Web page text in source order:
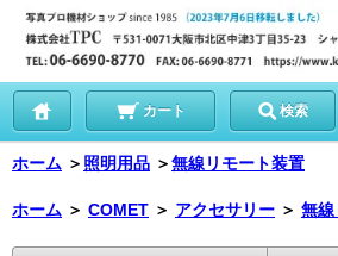
カート 検索
ホーム ＞ 照明用品 ＞無線リモート装置
ホーム ＞ COMET ＞ アクセサリー ＞ 無線